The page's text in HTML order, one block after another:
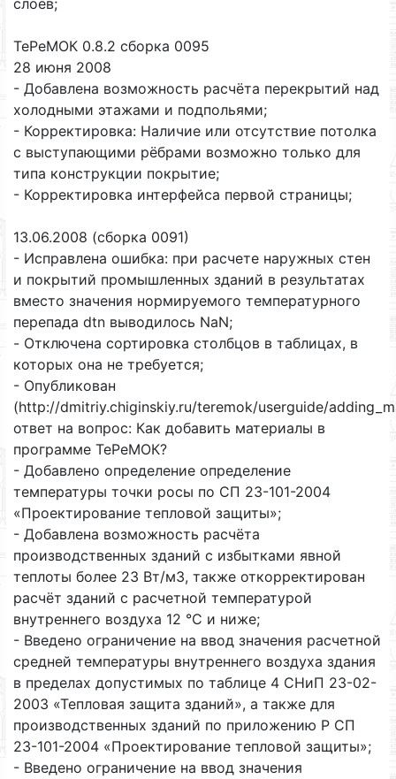
слоёв;
ТеРеМОК 0.8.2 сборка 0095
28 июня 2008
- Добавлена возможность расчёта перекрытий над
холодными этажами и подпольями;
- Корректировка: Наличие или отсутствие потолка
с выступающими рёбрами возможно только для
типа конструкции покрытие;
- Корректировка интерфейса первой страницы;
13.06.2008 (сборка 0091)
- Исправлена ошибка: при расчете наружных стен
и покрытий промышленных зданий в результатах
вместо значения нормируемого температурного
перепада dtn выводилось NaN;
- Отключена сортировка столбцов в таблицах, в
которых она не требуется;
- Опубликован
(http://dmitriy.chiginskiy.ru/teremok/userguide/
ответ на вопрос: Как добавить материалы в
программе ТеРеМОК?
- Добавлено определение определение
температуры точки росы по СП 23-101-2004
«Проектирование тепловой защиты»;
- Добавлена возможность расчёта
производственных зданий с избытками явной
теплоты более 23 Вт/м3, также откорректирован
расчёт зданий с расчетной температурой
внутреннего воздуха 12 °С и ниже;
- Введено ограничение на ввод значения расчетной
средней температуры внутреннего воздуха здания
в пределах допустимых по таблице 4 СНиП 23-02-
2003 «Тепловая защита зданий», а также для
производственных зданий по приложению Р СП
23-101-2004 «Проектирование тепловой защиты»;
- Введено ограничение на ввод значения